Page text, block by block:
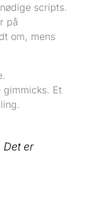
scripts.
på
om, mens
Et
Det er